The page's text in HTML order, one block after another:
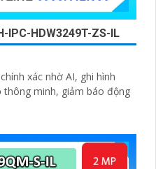
IPC-HDW3249T-ZS-IL
xác nhờ AI, ghi hình
thông minh, giảm báo động